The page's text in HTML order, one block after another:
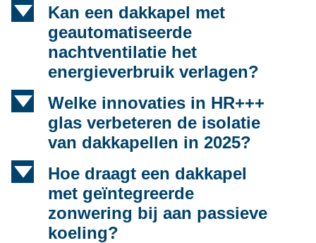
d
Kan een dakkapel met
geautomatiseerde
nachtventilatie het
energieverbruik verlagen?
d
Welke innovaties in HR+++
glas verbeteren de isolatie
van dakkapellen in 2025?
d
Hoe draagt een dakkapel
met geïntegreerde
zonwering bij aan passieve
koeling?